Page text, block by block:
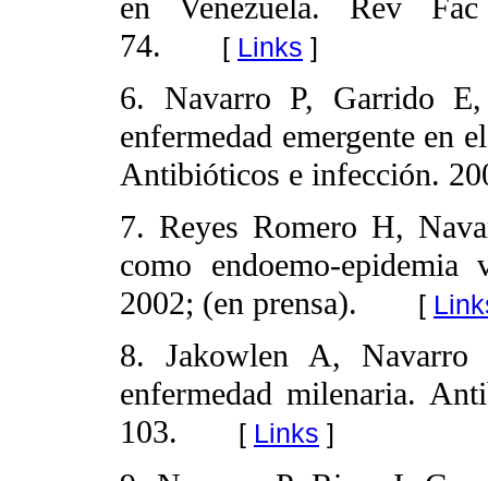
74. [ Links ]
6. Navarro P, Garrido
enfermedad emergente en
Antibióticos e infección.
7. Reyes Romero H,
como endoemo-
2002; (en prensa). [
8. Jakowlen A, Navarro
enfermedad milenaria.
103. [ Links ]